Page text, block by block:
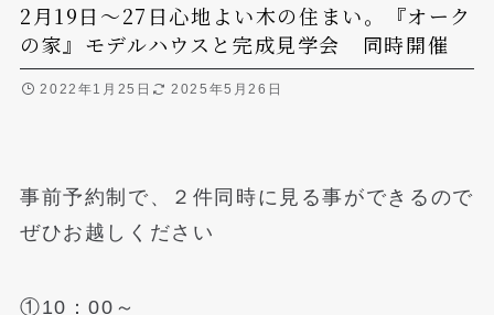
2月19日～27日心地よい木の住まい。『オーク
の家』モデルハウスと完成見学会 同時開催
2022年1月25日 2025年5月26日
事前予約制で、２件同時に見る事ができるので
ぜひお越しください
①10：00～